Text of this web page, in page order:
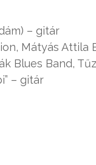
– gitár
Mátyás Attila
Blues Band,
– gitár